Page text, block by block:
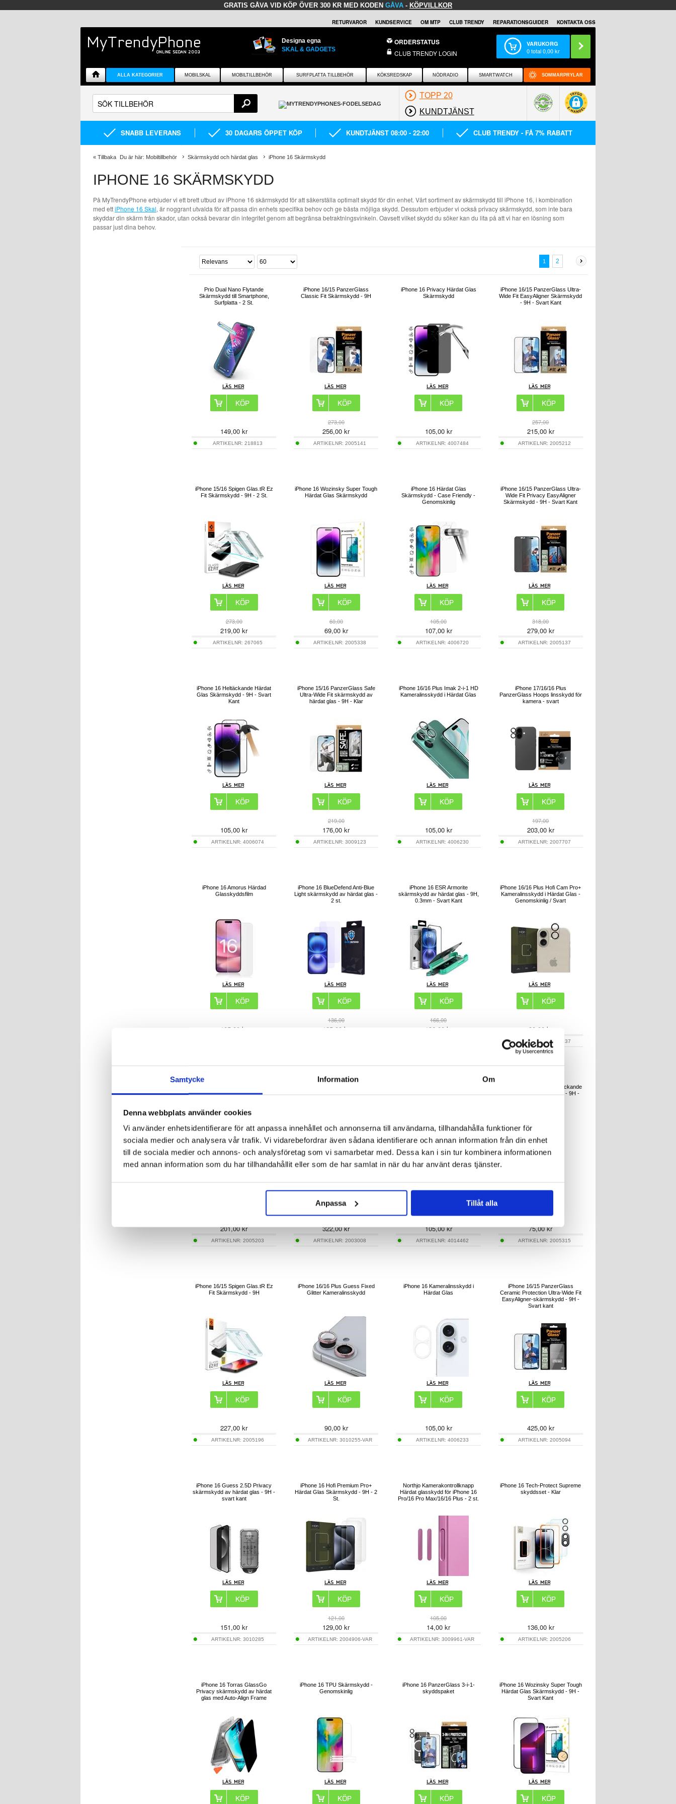
Samtycke Information Om
Denna webbplats använder cookies
Vi använder enhetsidentifierare för att anpassa innehållet och annonserna till användarna, tillhandahålla funktioner för
sociala medier och analysera vår trafik. Vi vidarebefordrar även sådana identifierare och annan information från din enhet
till de sociala medier och annons- och analysföretag som vi samarbetar med. Dessa kan i sin tur kombinera informationen
med annan information som du har tillhandahållit eller som de har samlat in när du har använt deras tjänster.
Anpassa Tillåt alla
GRATIS GÅVA VID KÖP ÖVER 300 KR MED KODEN GÅVA - KÖPVILLKOR
RETURVAROR KUNDSERVICE OM MTP CLUB TRENDY REPARATIONSGUIDER KONTAKTA OSS
Designa egna
SKAL & GADGETS
ORDERSTATUS
CLUB TRENDY LOGIN
VARUKORG
0total0,00kr
ALLA KATEGORIER MOBILSKAL MOBILTILLBEHÖR SURFPLATTA TILLBEHÖR KÖKSREDSKAP NÖDRADIO SMARTWATCH SOMMARPRYLAR
TOPP 20
KUNDTJÄNST
SNABB LEVERANS 30 DAGARS ÖPPET KÖP KUNDTJÄNST 08:00 - 22:00 CLUB TRENDY - FÅ 7% RABATT
« Tillbaka Du är här: Mobiltillbehör Skärmskydd och härdat glas iPhone 16 Skärmskydd
IPHONE 16 SKÄRMSKYDD
På MyTrendyPhone erbjuder vi ett brett utbud av iPhone 16 skärmskydd för att säkerställa optimalt skydd för din enhet. Vårt sortiment av skärmskydd till iPhone 16, i kombination
med ettiPhone 16 Skal, är noggrant utvalda för att passa din enhets specifika behov och ge bästa möjliga skydd. Dessutom erbjuder vi också privacy skärmskydd, som inte bara
skyddar din skärm från skador, utan också bevarar din integritet genom att begränsa betraktningsvinkeln. Oavsett vilket skydd du söker kan du lita på att vi har en lösning som
passar just dina behov.
1 2
Prio Dual Nano Flytande
Skärmskydd till Smartphone,
Surfplatta - 2 St.
149,00 kr
ARTIKELNR:218813
iPhone 16/15 PanzerGlass
Classic Fit Skärmskydd - 9H
273,00
256,00 kr
ARTIKELNR:2005141
iPhone 16 Privacy Härdat Glas
Skärmskydd
105,00kr
ARTIKELNR: 4007484
iPhone 16/15 PanzerGlass Ultra-
Wide Fit EasyAligner Skärmskydd
- 9H - Svart Kant
257,00
215,00kr
ARTIKELNR: 2005212
iPhone 15/16 Spigen Glas.tR Ez
Fit Skärmskydd - 9H - 2 St.
273,00
219,00 kr
ARTIKELNR:267065
iPhone 16 Wozinsky Super Tough
Härdat Glas Skärmskydd
60,00
69,00kr
ARTIKELNR:2005338
iPhone 16 Härdat Glas
Skärmskydd - Case Friendly -
Genomskinlig
105,00
107,00kr
ARTIKELNR: 4006720
iPhone 16/15 PanzerGlass Ultra-
Wide Fit Privacy EasyAligner
Skärmskydd - 9H - Svart Kant
318,00
279,00kr
ARTIKELNR: 2005137
iPhone 16 Heltäckande Härdat
Glas Skärmskydd - 9H - Svart
Kant
105,00 kr
ARTIKELNR:4006074
iPhone 15/16 PanzerGlass Safe
Ultra-Wide Fit skärmskydd av
härdat glas - 9H - Klar
219,00
176,00 kr
ARTIKELNR:3009123
iPhone 16/16 Plus Imak 2-i-1 HD
Kameralinsskydd i Härdat Glas
105,00kr
ARTIKELNR: 4006230
iPhone 17/16/16 Plus
PanzerGlass Hoops linsskydd för
kamera - svart
197,00
203,00kr
ARTIKELNR: 2007707
iPhone 16 Amorus Härdad
Glasskyddsfilm
105,00 kr
iPhone 16 BlueDefend Anti-Blue
Light skärmskydd av härdat glas -
2 st.
136,00
125,00 kr
iPhone 16 ESR Armorite
skärmskydd av härdat glas - 9H,
0.3mm - Svart Kant
166,00
136,00 kr
iPhone 16/16 Plus Hofi Cam Pro+
Kameralinsskydd i Härdat Glas -
Genomskinlig / Svart
90,00 kr
ARTIKELNR:2004937
Privacy Härdat Glas Skärmskydd
201,00kr
ARTIKELNR:2005203
322,00kr
ARTIKELNR:2003008
105,00kr
ARTIKELNR: 4014462
iPhone 16 Lippa 2.5D heltäckande
skärmskydd i härdat glas - 9H -
75,00kr
ARTIKELNR: 2005315
iPhone 16/15 Spigen Glas.tR Ez
Fit Skärmskydd - 9H
227,00 kr
ARTIKELNR:2005196
iPhone 16/16 Plus Guess Fixed
Glitter Kameralinsskydd
90,00kr
ARTIKELNR: 3010255-VAR
iPhone 16 Kameralinsskydd i
Härdat Glas
105,00kr
ARTIKELNR: 4006233
iPhone 16/15 PanzerGlass
Ceramic Protection Ultra-Wide Fit
EasyAligner-skärmskydd - 9H -
Svart kant
425,00kr
ARTIKELNR: 2005094
iPhone 16 Guess 2.5D Privacy
skärmskydd av härdat glas - 9H -
svart kant
151,00 kr
ARTIKELNR:3010285
iPhone 16 Hofi Premium Pro+
Härdat Glas Skärmskydd - 9H - 2
St.
121,00
129,00 kr
ARTIKELNR: 2004906-VAR
Northjo Kamerakontrollknapp
Härdat glasskydd för iPhone 16
Pro/16 Pro Max/16/16 Plus - 2 st.
105,00
14,00 kr
ARTIKELNR:3009961-VAR
iPhone 16 Tech-Protect Supreme
skyddsset - Klar
136,00kr
ARTIKELNR: 2005206
iPhone 16 Torras GlassGo
Privacy skärmskydd av härdat
glas med Auto-Align Frame
iPhone 16 TPU Skärmskydd -
Genomskinlig
iPhone 16 PanzerGlass 3-i-1-
skyddspaket
iPhone 16 Wozinsky Super Tough
Härdat Glas Skärmskydd - 9H -
Svart Kant